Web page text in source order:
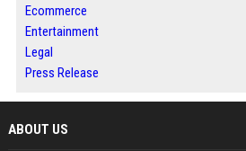
Ecommerce
Entertainment
Legal
Press Release
ABOUT US